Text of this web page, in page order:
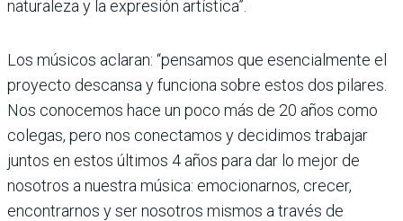
naturaleza y la expresión artística”.
Los músicos aclaran: “pensamos que esencialmente el
proyecto descansa y funciona sobre estos dos pilares.
Nos conocemos hace un poco más de 20 años como
colegas, pero nos conectamos y decidimos trabajar
juntos en estos últimos 4 años para dar lo mejor de
nosotros a nuestra música: emocionarnos, crecer,
encontrarnos y ser nosotros mismos a través de